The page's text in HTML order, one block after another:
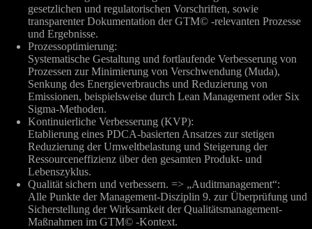
gesetzlichen und regulatorischen Vorschriften, sowie
transparenter Dokumentation der GTM© -relevanten Prozesse
und Ergebnisse.
Prozessoptimierung:
Systematische Gestaltung und fortlaufende Verbesserung von
Prozessen zur Minimierung von Verschwendung (Muda),
Senkung des Energieverbrauchs und Reduzierung von
Emissionen, beispielsweise durch Lean Management oder Six
Sigma-Methoden.
Kontinuierliche Verbesserung (KVP):
Etablierung eines PDCA-basierten Ansatzes zur stetigen
Reduzierung der Umweltbelastung und Steigerung der
Ressourceneffizienz über den gesamten Produkt- und
Lebenszyklus.
Qualität sichern und verbessern. => „Auditmanagement“:
Alle Punkte der Management-Disziplin 9. zur Überprüfung und
Sicherstellung der Wirksamkeit der Qualitätsmanagement-
Maßnahmen im GTM© -Kontext.